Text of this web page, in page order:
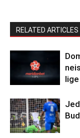
RELATED ARTICLES
lige